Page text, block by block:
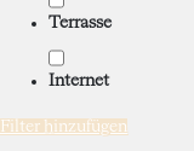
Terrasse
Internet
Filter hinzufügen